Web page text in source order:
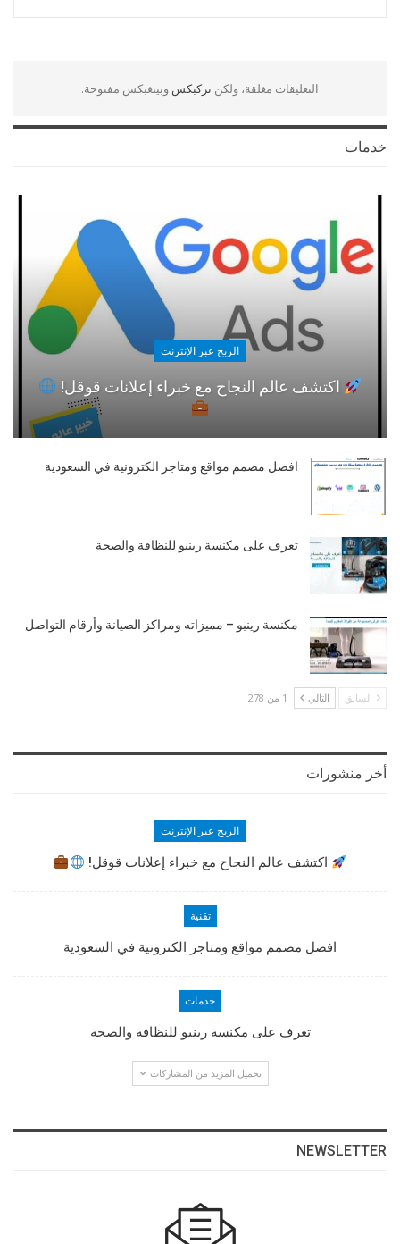
التعليقات مغلقة، ولكن تركبكس وبينغبكس مفتوحة.
خدمات
الربح عبر الإنترنت
اكتشف عالم النجاح مع خبراء إعلانات قوقل!
افضل مصمم مواقع ومتاجر الكترونية في السعودية
تعرف على مكنسة رينبو للنظافة والصحة
مكنسة رينبو – مميزاته ومراكز الصيانة وأرقام التواصل
السابق التالي 1 من 278
أخر منشورات
الربح عبر الإنترنت
اكتشف عالم النجاح مع خبراء إعلانات قوقل!
تقنية
افضل مصمم مواقع ومتاجر الكترونية في السعودية
خدمات
تعرف على مكنسة رينبو للنظافة والصحة
تحميل المزيد من المشاركات
NEWSLETTER